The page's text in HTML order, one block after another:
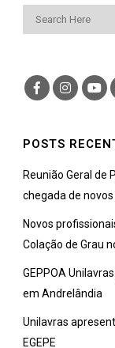
POSTS
Reunião Geral de
chegada de
Novos
Colação de Grau
GEPPOA
em Andrelândia
Unilavras
EGEPE